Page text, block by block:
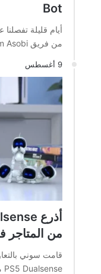
Bot
من فريق Team Asobi والذي سيكون أضخم جزء في…
9 أغسطس
من
PS5 Dualsense مقتبسة عن لعبة Astro Bot القادمة حيث تم…